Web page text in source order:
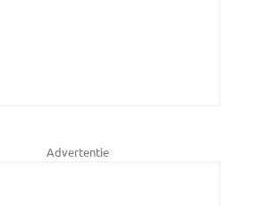
Advertentie